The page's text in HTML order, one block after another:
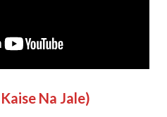
Na Jale)